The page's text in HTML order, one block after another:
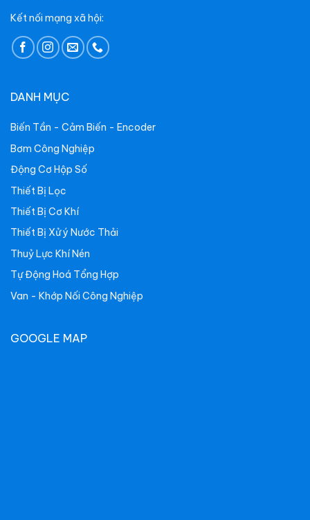
Kết nối mạng xã hội:
DANH MỤC
Biến Tần - Cảm Biến - Encoder
Bơm Công Nghiệp
Động Cơ Hộp Số
Thiết Bị Lọc
Thiết Bị Cơ Khí
Thiết Bị Xử ý Nước Thải
Thuỷ Lực Khí Nén
Tự Động Hoá Tổng Hợp
Van - Khớp Nối Công Nghiệp
GOOGLE MAP